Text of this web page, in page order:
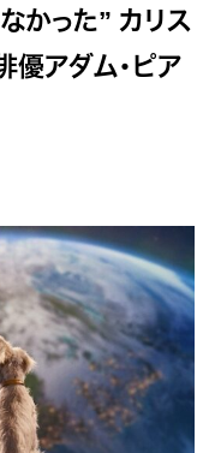
かった” カリス
アダム・ピア